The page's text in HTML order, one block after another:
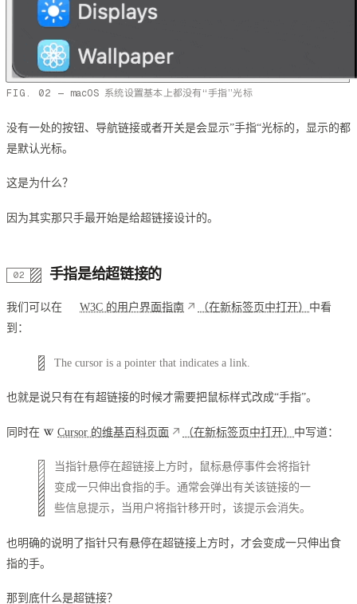
macOS 系统设置基本上都没有“手指”光标
没有一处的按钮、导航链接或者开关是会显示”手指“光标的，显示的都
是默认光标。
这是为什么？
因为其实那只手最开始是给超链接设计的。
手指是给超链接的
我们可以在 W3C 的用户界面指南 （在新标签页中打开） 中看
到：
The cursor is a pointer that indicates a link.
也就是说只有在有超链接的时候才需要把鼠标样式改成“手指”。
同时在 Cursor 的维基百科页面 （在新标签页中打开） 中写道：
当指针悬停在超链接上方时，鼠标悬停事件会将指针
变成一只伸出食指的手。通常会弹出有关该链接的一
些信息提示，当用户将指针移开时，该提示会消失。
也明确的说明了指针只有悬停在超链接上方时，才会变成一只伸出食
指的手。
那到底什么是超链接？